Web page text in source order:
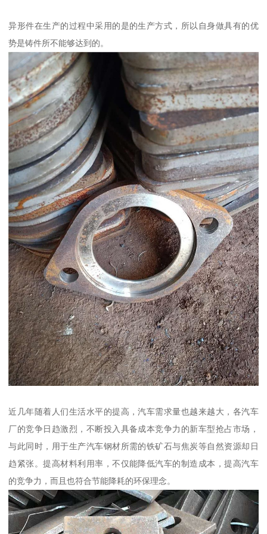
异形件在生产的过程中采用的是的生产方式，所以自身做具有的优
势是铸件所不能够达到的。
近几年随着人们生活水平的提高，汽车需求量也越来越大，各汽车
厂的竞争日趋激烈，不断投入具备成本竞争力的新车型抢占市场，
与此同时，用于生产汽车钢材所需的铁矿石与焦炭等自然资源却日
趋紧张。提高材料利用率，不仅能降低汽车的制造成本，提高汽车
的竞争力，而且也符合节能降耗的环保理念。